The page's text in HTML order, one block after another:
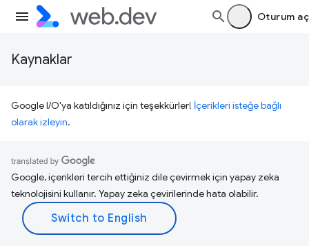
Oturum aç
Kaynaklar
Google I/O'ya katıldığınız için teşekkürler! İçerikleri isteğe bağlı
olarak izleyin.
Google, içerikleri tercih ettiğiniz dile çevirmek için yapay zeka
teknolojisini kullanır. Yapay zeka çevirilerinde hata olabilir.